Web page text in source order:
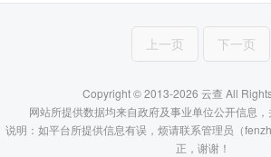
上一页 下一页
Copyright © 2013-2026 云查 All
网站所提供数据均来自政府及事业单位公开信息，
说明：如平台所提供信息有误，烦请联系管理员（
正，谢谢！